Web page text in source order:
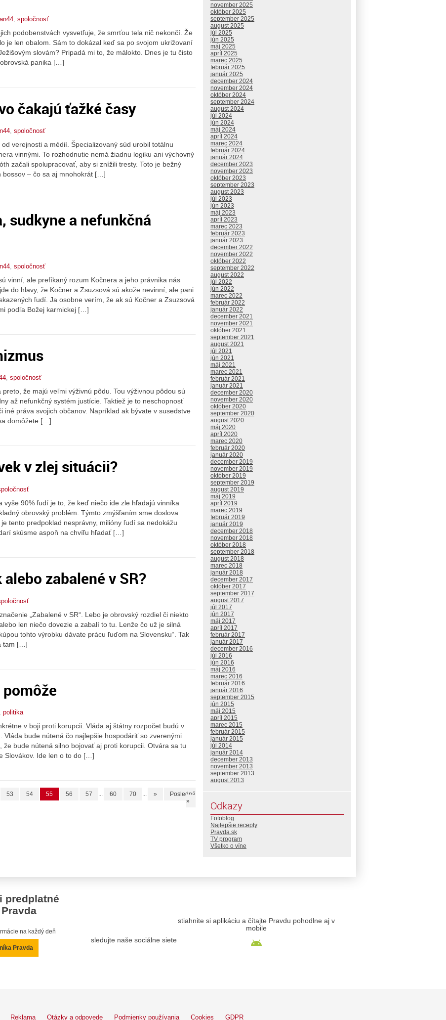
, spoločnosť
podobenstvách vysvetľuje, že smrťou tela nič nekončí. Že
je len obalom. Sám to dokázal keď sa po svojom ukrižovaní
slovám? Pripadá mi to, že málokto. Dnes je tu čisto
panika […]
čakajú ťažké časy
, spoločnosť
verejnosti a médií. Špecializovaný súd urobil totálnu
vinnými. To rozhodnutie nemá žiadnu logiku ani výchovný
začali spolupracovať, aby si znížili tresty. Toto je bežný
bossov – čo sa aj mnohokrát […]
sudkyne a nefunkčná
spoločnosť
vinní, ale prefíkaný rozum Kočnera a jeho právnika nás
do hlavy, že Kočner a Zsuzsová sú akože nevinní, ale pani
ľudí. Ja osobne verím, že ak sú Kočner a Zsuzsová
podľa Božej karmickej […]
, spoločnosť
že majú veľmi výživnú pôdu. Tou výživnou pôdou sú
až nefunkčný systém justície. Taktiež je to neschopnosť
práva svojich občanov. Napríklad ak bývate v susedstve
domôžete […]
v zlej situácii?
90% ľudí je to, že keď niečo ide zle hľadajú vinníka
obrovský problém. Týmto zmýšľaním sme doslova
tento predpoklad nesprávny, milióny ľudí sa nedokážu
skúsme aspoň na chvíľu hľadať […]
zabalené v SR?
„Zabalené v SR“. Lebo je obrovský rozdiel či niekto
len niečo dovezie a zabalí to tu. Lenže čo už je silná
tohto výrobku dávate prácu ľuďom na Slovensku“. Tak
tam […]
, politika
v boji proti korupcii. Vláda aj štátny rozpočet budú v
Vláda bude nútená čo najlepšie hospodáriť so zverenými
že bude nútená silno bojovať aj proti korupcii. Otvára sa tu
Slovákov. Ide len o to do […]
53 54 55 56 57 ... 60 70 ... »
Posledná
»
november 2025
október 2025
september 2025
august 2025
júl 2025
jún 2025
máj 2025
apríl 2025
marec 2025
február 2025
január 2025
december 2024
november 2024
október 2024
september 2024
august 2024
júl 2024
jún 2024
máj 2024
apríl 2024
marec 2024
február 2024
január 2024
december 2023
november 2023
október 2023
september 2023
august 2023
júl 2023
jún 2023
máj 2023
apríl 2023
marec 2023
február 2023
január 2023
december 2022
november 2022
október 2022
september 2022
august 2022
júl 2022
jún 2022
marec 2022
február 2022
január 2022
december 2021
november 2021
október 2021
september 2021
august 2021
júl 2021
jún 2021
máj 2021
marec 2021
február 2021
január 2021
december 2020
november 2020
október 2020
september 2020
august 2020
máj 2020
apríl 2020
marec 2020
február 2020
január 2020
december 2019
november 2019
október 2019
september 2019
august 2019
máj 2019
apríl 2019
marec 2019
február 2019
január 2019
december 2018
november 2018
október 2018
september 2018
august 2018
marec 2018
január 2018
december 2017
október 2017
september 2017
august 2017
júl 2017
jún 2017
máj 2017
apríl 2017
február 2017
január 2017
december 2016
júl 2016
jún 2016
máj 2016
marec 2016
február 2016
január 2016
september 2015
jún 2015
máj 2015
apríl 2015
marec 2015
február 2015
január 2015
júl 2014
január 2014
december 2013
november 2013
september 2013
august 2013
Odkazy
Fotoblog
Najlepšie recepty
Pravda.sk
TV program
Všetko o víne
predplatné
na každý deň
Pravda
sledujte naše sociálne siete
stiahnite si aplikáciu a čítajte Pravdu pohodlne aj v
mobile
Reklama Otázky a odpovede Podmienky používania Cookies GDPR